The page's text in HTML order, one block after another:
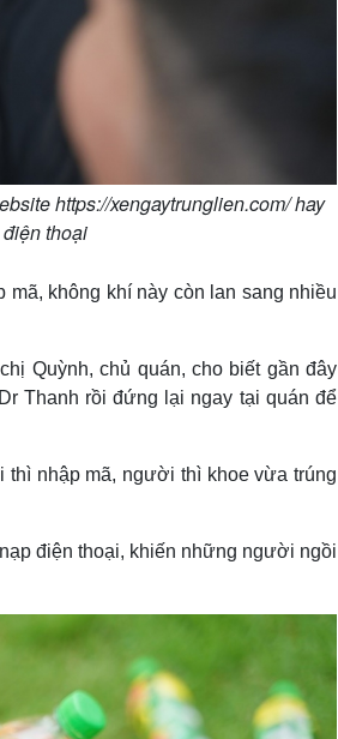
https://xengaytrunglien.com/ hay
thoại
không khí này còn lan sang nhiều
Quỳnh, chủ quán, cho biết gần đây
Thanh rồi đứng lại ngay tại quán để
thì nhập mã, người thì khoe vừa trúng
điện thoại, khiến những người ngồi